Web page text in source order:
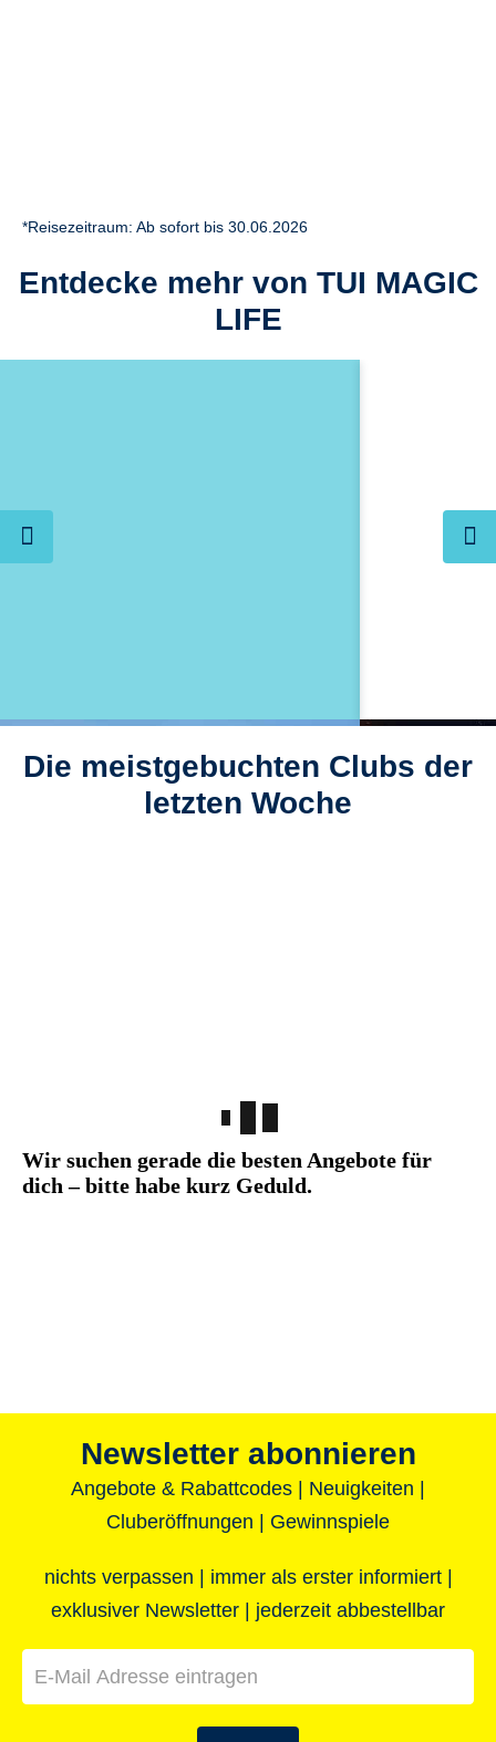
*Reisezeitraum: Ab sofort bis 30.06.2026
Entdecke mehr von TUI MAGIC
LIFE
Die meistgebuchten Clubs der
letzten Woche
Wir suchen gerade die besten Angebote für
dich – bitte habe kurz Geduld.
Newsletter abonnieren
Angebote & Rabattcodes | Neuigkeiten |
Cluberöffnungen | Gewinnspiele
nichts verpassen | immer als erster informiert |
exklusiver Newsletter | jederzeit abbestellbar